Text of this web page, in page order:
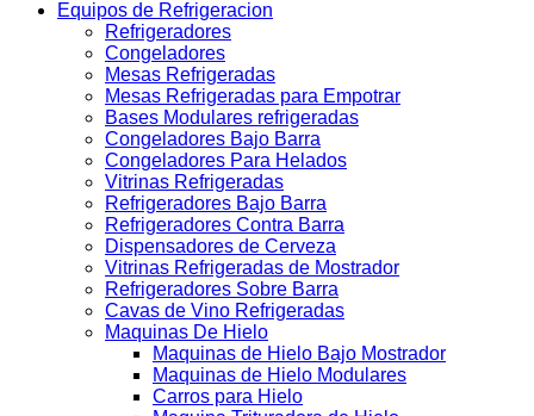
Equipos de Refrigeracion
Refrigeradores
Congeladores
Mesas Refrigeradas
Mesas Refrigeradas para Empotrar
Bases Modulares refrigeradas
Congeladores Bajo Barra
Congeladores Para Helados
Vitrinas Refrigeradas
Refrigeradores Bajo Barra
Refrigeradores Contra Barra
Dispensadores de Cerveza
Vitrinas Refrigeradas de Mostrador
Refrigeradores Sobre Barra
Cavas de Vino Refrigeradas
Maquinas De Hielo
Maquinas de Hielo Bajo Mostrador
Maquinas de Hielo Modulares
Carros para Hielo